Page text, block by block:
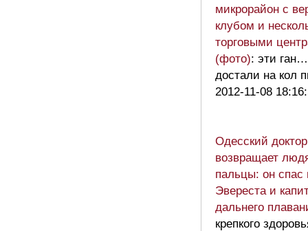
микрорайон с
клубом и
торговыми
(фото): эти
достали на кол
2012-11-08
Одесский
возвращает
пальцы: он спас
Эвереста и
дальнего
крепкого